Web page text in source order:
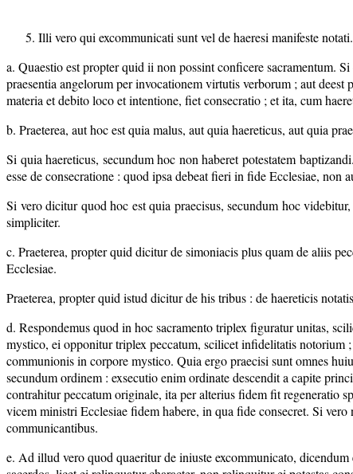
Illi vero qui excommunicati sunt vel de haeresi manifeste notati.
a. Quaestio est propter quid ii non possint conficere sacramentum.
praesentia angelorum per invocationem virtutis verborum ; aut
materia et debito loco et intentione, fiet consecratio ; et ita, cum
b. Praeterea, aut hoc est quia malus, aut quia haereticus, aut quia
Si quia haereticus, secundum hoc non haberet potestatem
esse de consecratione : quod ipsa debeat fieri in fide Ecclesiae, non
Si vero dicitur quod hoc est quia praecisus, secundum hoc
simpliciter.
c. Praeterea, propter quid dicitur de simoniacis plus quam de aliis
Ecclesiae.
Praeterea, propter quid istud dicitur de his tribus : de haereticis
d. Respondemus quod in hoc sacramento triplex figuratur unitas,
mystico, ei opponitur triplex peccatum, scilicet infidelitatis notorium
communionis in corpore mystico. Quia ergo praecisi sunt omnes
secundum ordinem : exsecutio enim ordinate descendit a capite
contrahitur peccatum originale, ita per alterius fidem fit regeneratio
vicem ministri Ecclesiae fidem habere, in qua fide consecret. Si
communicantibus.
e. Ad illud vero quod quaeritur de iniuste excommunicato,